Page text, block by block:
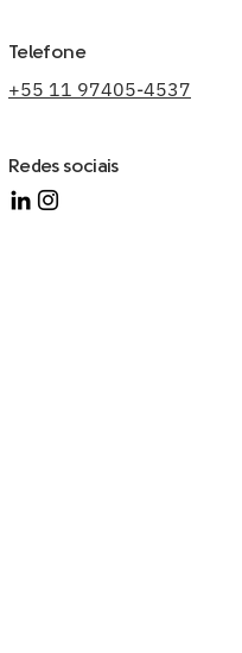
Telefone
+55 11 97405-4537
Redes sociais